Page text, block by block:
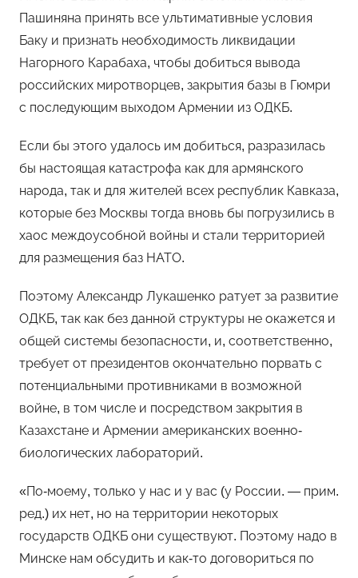
Пашиняна принять все ультимативные условия
Баку и признать необходимость ликвидации
Нагорного Карабаха, чтобы добиться вывода
российских миротворцев, закрытия базы в Гюмри
с последующим выходом Армении из ОДКБ.
Если бы этого удалось им добиться, разразилась
бы настоящая катастрофа как для армянского
народа, так и для жителей всех республик Кавказа,
которые без Москвы тогда вновь бы погрузились в
хаос междоусобной войны и стали территорией
для размещения баз НАТО.
Поэтому Александр Лукашенко ратует за развитие
ОДКБ, так как без данной структуры не окажется и
общей системы безопасности, и, соответственно,
требует от президентов окончательно порвать с
потенциальными противниками в возможной
войне, в том числе и посредством закрытия в
Казахстане и Армении американских военно-
биологических лабораторий.
«По-моему, только у нас и у вас (у России. — прим.
ред.) их нет, но на территории некоторых
государств ОДКБ они существуют. Поэтому надо в
Минске нам обсудить и как-то договориться по